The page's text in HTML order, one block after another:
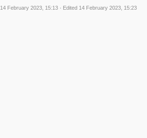
14 February 2023, 15:13 · Edited 14 February 2023, 15:23